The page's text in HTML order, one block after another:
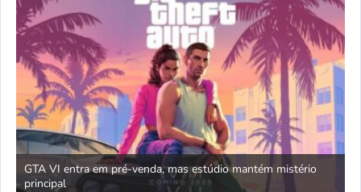
GTA VI entra em pré-venda, mas estúdio mantém mistério
principal